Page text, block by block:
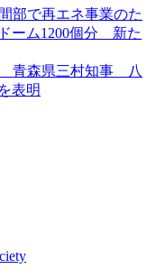
部で再エネ事業のた
ーム1200個分 新た
青森県三村知事 八
表明